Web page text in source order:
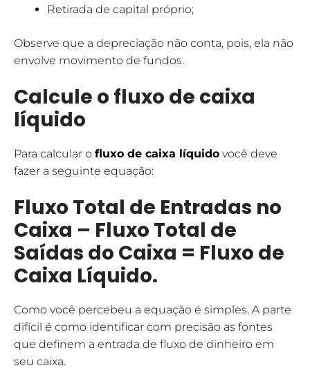
Retirada de capital próprio;
Observe que a depreciação não conta, pois, ela não
envolve movimento de fundos.
Calcule o fluxo de caixa
líquido
Para calcular o fluxo de caixa líquido você deve
fazer a seguinte equação:
Fluxo Total de Entradas no
Caixa – Fluxo Total de
Saídas do Caixa = Fluxo de
Caixa Líquido.
Como você percebeu a equação é simples. A parte
difícil é como identificar com precisão as fontes
que definem a entrada de fluxo de dinheiro em
seu caixa.